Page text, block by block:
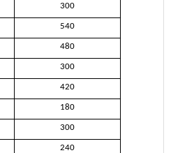
300
540
480
300
420
180
300
240